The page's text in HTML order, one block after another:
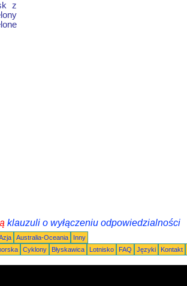
z
klauzuli o wyłączeniu odpowiedzialności
Australia-Oceania
Inny
Cyklony Błyskawica Lotnisko FAQ Języki Kontakt